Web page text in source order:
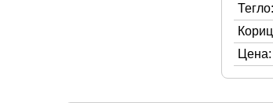
Тегло:
Цена: